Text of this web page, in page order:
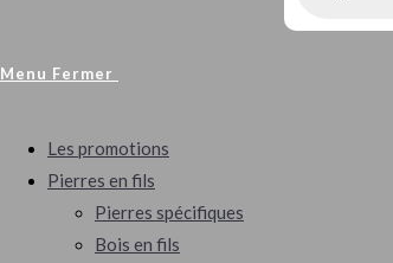
Menu Fermer
Les promotions
Pierres en fils
Pierres spécifiques
Bois en fils